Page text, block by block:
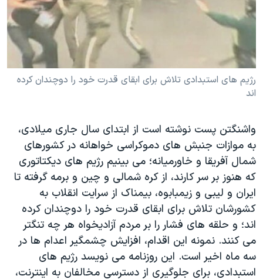
فرهنگ و زندگی
حقوق شهروندی
اقتصادی
علم و فناوری
آرشیو پخش زنده
مستندها
انتخابات ریاست جمهوری آمریکا ۲۰۲۴
حمله جمهوری اسلامی به اسرائیل
رمز مهسا
مجموعه مستندهای دادخواهی
تریبونال مردمی آبان ۹۸
دادگاه حمید نوری
چهل سال گروگان‌گیری
قانون شفافیت دارائی کادر رهبری ایران
اعتراضات مردمی آبان ۹۸
اسرائیل در جنگ
دنبال کنید
زبانهای مختلف
رژيم های استبدادی تلاش برای ابقای قدرت خود را دوچندان کرده
اند
واشنگتن پست نوشته است از ابتدای سال جاری ميلادی،
به موازات جنبش های دموکراسی خواهانه در کشورهای
شمال آفريقا و خاورميانه؛ می بينيم رژيم های ديکتاتوری
که هنوز بر سر کارند، از کره شمالی و چين و برمه گرفته تا
ايران و ليبی و زيمبابوه، بيمناک از سرايت انقلاب به
کشورشان تلاش برای ابقای قدرت خود را دوچندان کرده
اند؛ و حلقه های فشار را بر مردم آزاديخواه هر چه تنگتر
می کنند. نمونه اين اقدام، افزايش چشمگير اعدام ها در
سه ماه اخير است. اين روزنامه می نويسد رژيم های
استبدادی، برای جلوگيری از دسترسی مخالفان به اينترنت،